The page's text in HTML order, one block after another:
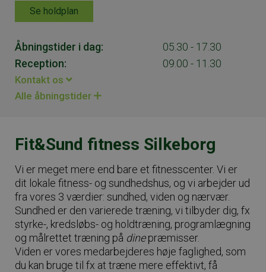
Se holdplan
Åbningstider i dag:
05.30 - 17.30
Reception:
09.00 - 11.30
Kontakt os
Alle åbningstider
Fit&Sund fitness Silkeborg
Vi er meget mere end bare et fitnesscenter. Vi er
dit lokale fitness- og sundhedshus, og vi arbejder ud
fra vores 3 værdier: sundhed, viden og nærvær.
Sundhed er den varierede træning, vi tilbyder dig, fx
styrke-, kredsløbs- og holdtræning, programlægning
og målrettet træning på dinepræmisser.
Viden er vores medarbejderes høje faglighed, som
du kan bruge til fx at træne mere effektivt, få